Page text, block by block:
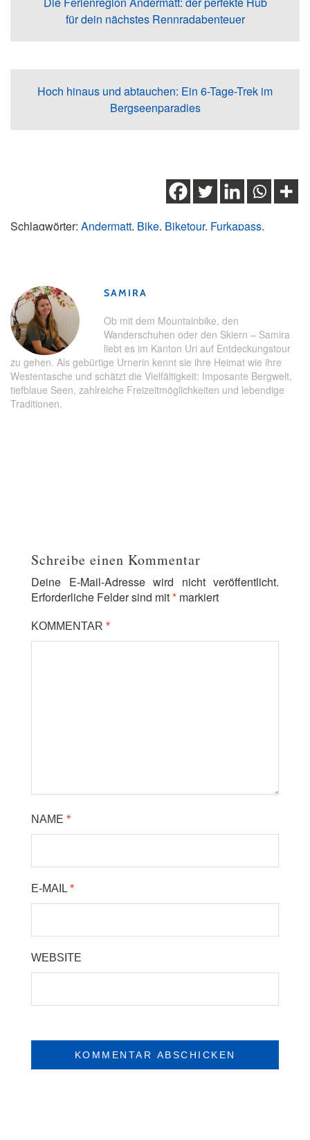
für dein nächstes Rennradabenteuer
Hoch hinaus und abtauchen: Ein 6-Tage-Trek im
Bergseenparadies
Schlagwörter: Andermatt, Bike, Biketour, Furkapass,
SAMIRA
Ob mit dem Mountainbike, den
Wanderschuhen oder den Skiern – Samira
liebt es im Kanton Uri auf Entdeckungstour
zu gehen. Als gebürtige Urnerin kennt sie ihre Heimat wie ihre
Westentasche und schätzt die Vielfältigkeit: Imposante Bergwelt,
tiefblaue Seen, zahlreiche Freizeitmöglichkeiten und lebendige
Traditionen.
Schreibe einen Kommentar
Deine E-Mail-Adresse wird nicht veröffentlicht.
Erforderliche Felder sind mit* markiert
KOMMENTAR *
NAME *
E-MAIL *
WEBSITE